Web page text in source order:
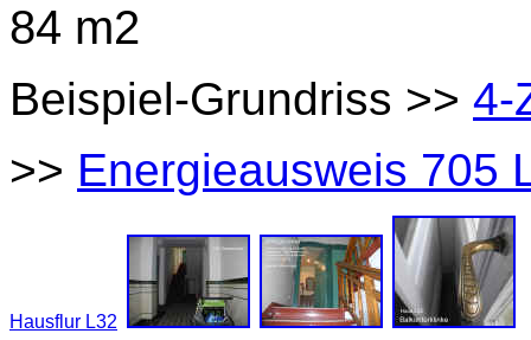
84 m2
Beispiel-Grundriss >> 4-
>> Energieausweis 705
Hausflur L32